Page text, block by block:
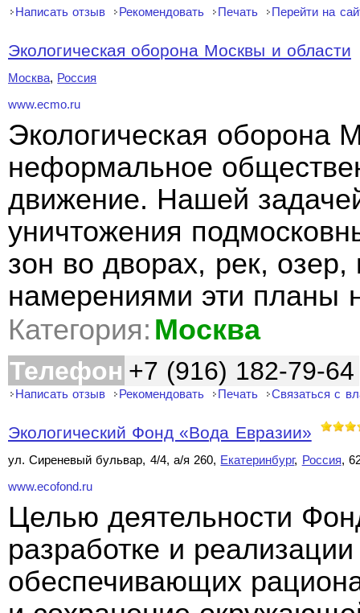
Написать отзыв Рекомендовать Печать Перейти на
Экологическая оборона Москвы и области
Москва, Россия
www.ecmo.ru
Экологическая оборона
неформальное
движение. Нашей
уничтожения
зон во дворах, рек,
намерениями эти планы
Категория: Москва
Телефон +7 (916) 182-79-64
Написать отзыв Рекомендовать Печать Связаться с
Экологический Фонд «Вода Евразии»
ул. Сиреневый бульвар, 4/4, а/я 260, Екатеринбург, Россия,
www.ecofond.ru
Целью деятельности
разработке и
обеспечивающих